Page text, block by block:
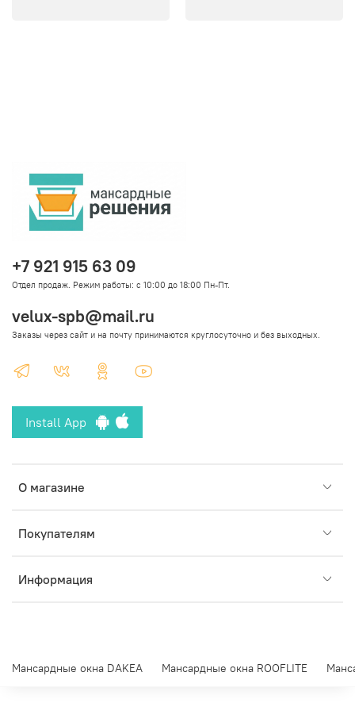
О магазине
Покупателям
Информация
Install App
+7 921 915 63 09
Отдел продаж. Режим работы: с 10:00 до 18:00 Пн-Пт.
velux-spb@mail.ru
Заказы через сайт и на почту принимаются круглосуточно и без выходных.
Мансардные окна DAKEA Мансардные окна ROOFLITE